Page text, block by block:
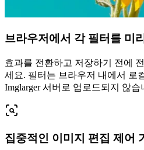
브라우저에서 각 필터를 미
효과를 전환하고 저장하기 전에
세요. 필터는 브라우저 내에서 로
Imglarger 서버로 업로드되지 않습
집중적인 이미지 편집 제어